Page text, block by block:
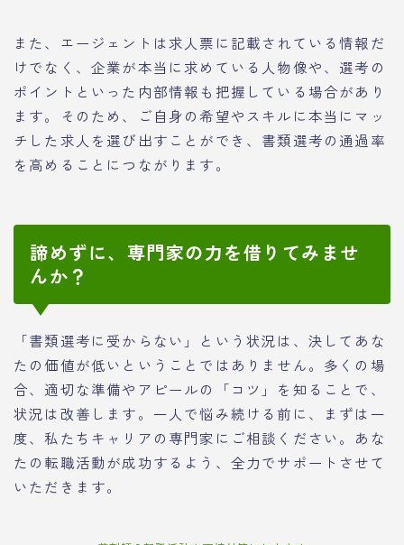
また、エージェントは求人票に記載されている情報だ
けでなく、企業が本当に求めている人物像や、選考の
ポイントといった内部情報も把握している場合があり
ます。そのため、ご自身の希望やスキルに本当にマッ
チした求人を選び出すことができ、書類選考の通過率
を高めることにつながります。
諦めずに、専門家の力を借りてみませ
んか？
「書類選考に受からない」という状況は、決してあな
たの価値が低いということではありません。多くの場
合、適切な準備やアピールの「コツ」を知ることで、
状況は改善します。一人で悩み続ける前に、まずは一
度、私たちキャリアの専門家にご相談ください。あな
たの転職活動が成功するよう、全力でサポートさせて
いただきます。